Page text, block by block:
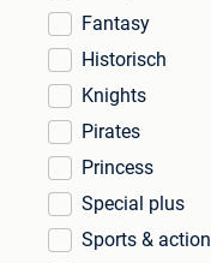
Fantasy
Historisch
Knights
Pirates
Princess
Special plus
Sports & action